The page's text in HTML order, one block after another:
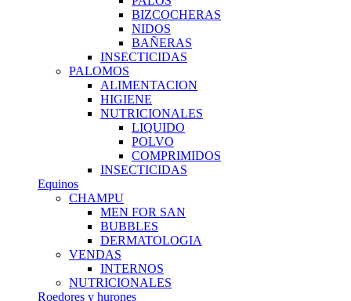
BIZCOCHERAS
NIDOS
BAÑERAS
INSECTICIDAS
PALOMOS
ALIMENTACION
HIGIENE
NUTRICIONALES
LIQUIDO
POLVO
COMPRIMIDOS
INSECTICIDAS
Equinos
CHAMPU
MEN FOR SAN
BUBBLES
DERMATOLOGIA
VENDAS
INTERNOS
NUTRICIONALES
Roedores y hurones